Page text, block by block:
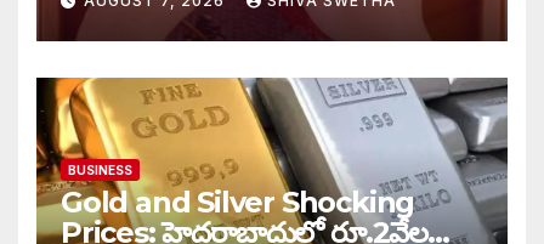
BUSINESS
Gold and Silver Shocking
Prices: హైదరాబాదులో రూ.2వేల